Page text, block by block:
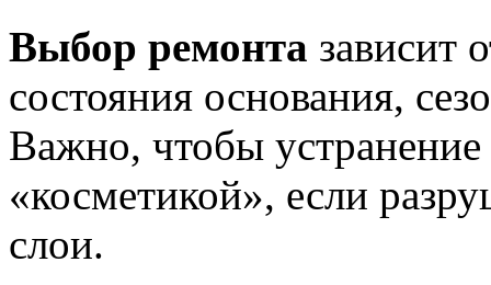
Выбор ремонта зависит
состояния основания,
Важно, чтобы устранение
«косметикой», если
слои.